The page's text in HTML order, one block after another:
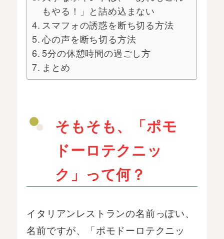
もやる！」と詰め込まない
スマフォの誘惑を断ち切る方法
心の声を断ち切る方法
5分の休憩時間の過ごし方
まとめ
そもそも、「ポモ
ドーロテクニッ
ク」って何？
イタリアンレストランの名前っぽい、
名前ですが、「ポモドーロテクニッ